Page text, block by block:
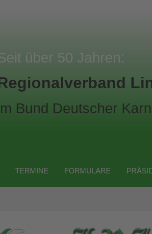
über 50 Jahren:
Bund Deutscher
TERMINE FORMULARE